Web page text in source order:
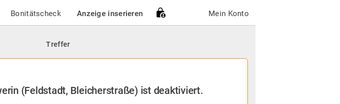
Bonitätscheck Anzeige inserieren Mein Konto
Treffer
(Feldstadt, Bleicherstraße) ist deaktiviert.